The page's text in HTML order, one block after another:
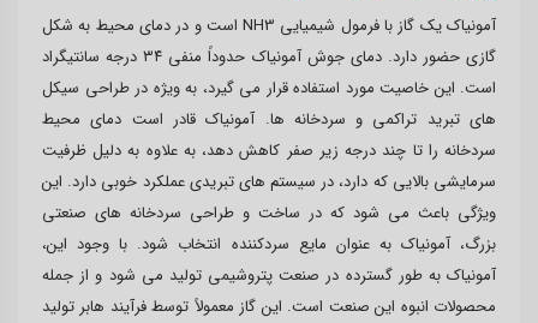
آمونیاک یک گاز با فرمول شیمیایی NH3 است و در دمای محیط به شکل
گازی حضور دارد. دمای جوش آمونیاک حدوداً منفی ۳۴ درجه سانتیگراد
است. این خاصیت مورد استفاده قرار می گیرد، به ویژه در طراحی سیکل
های تبرید تراکمی و سردخانه ها. آمونیاک قادر است دمای محیط
سردخانه را تا چند درجه زیر صفر کاهش دهد، به علاوه به دلیل ظرفیت
سرمایشی بالایی که دارد، در سیستم های تبریدی عملکرد خوبی دارد. این
ویژگی باعث می شود که در ساخت و طراحی سردخانه های صنعتی
بزرگ، آمونیاک به عنوان مایع سردکننده انتخاب شود. با وجود این،
آمونیاک به طور گسترده در صنعت پتروشیمی تولید می شود و از جمله
محصولات انبوه این صنعت است. این گاز معمولاً توسط فرآیند هابر تولید